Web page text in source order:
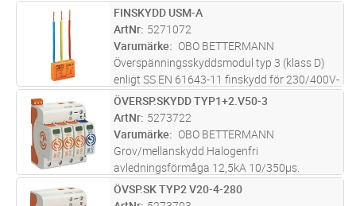
ST Lägg i kundvagn
FINSKYDD USM-A
ArtNr 5271072
Varumärke
OBO BETTERMANN
Överspänningsskyddsmodul typ 3 (klass D)
enligt SS EN 61643-11 finskydd för 230/400V-
nät.Avsedd för användning med jordade
vägguttag.. Med akustisk defektsignal.
Kompakt konstruktion. Y-kopplingAn
mer
ST Lägg i kundvagn
ÖVERSP.SKYDD TYP1+2.V50-3
ArtNr 5273722
Varumärke
OBO BETTERMANN
Grov/mellanskydd Halogenfri
avledningsförmåga 12,5kA 10/350µs.
Restspänning max 1,3kV. Max försäkring
160A. Maximaldriftspänning 280V.
ST Lägg i kundvagn
ÖVSP.SK TYP2 V20-4-280